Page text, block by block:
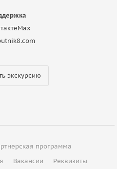
Max
экскурсию
программа
Вакансии
Реквизиты